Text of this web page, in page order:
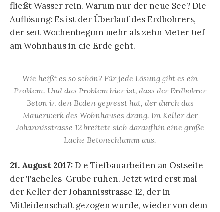
fließt Wasser rein. Warum nur der neue See? Die
Auflösung: Es ist der Überlauf des Erdbohrers,
der seit Wochenbeginn mehr als zehn Meter tief
am Wohnhaus in die Erde geht.
Wie heißt es so schön? Für jede Lösung gibt es ein
Problem. Und das Problem hier ist, dass der Erdbohrer
Beton in den Boden gepresst hat, der durch das
Mauerwerk des Wohnhauses drang. Im Keller der
Johannisstrasse 12 breitete sich daraufhin eine große
Lache Betonschlamm aus.
21. August 2017:Die Tiefbauarbeiten an Ostseite
der Tacheles-Grube ruhen. Jetzt wird erst mal
der Keller der Johannisstrasse 12, der in
Mitleidenschaft gezogen wurde, wieder von dem